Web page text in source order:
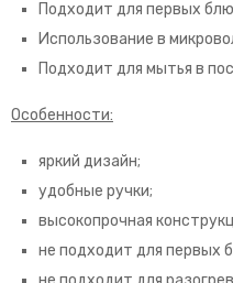
Подходит для первых
Использование в
Подходит для мытья в
Особенности:
яркий дизайн;
удобные ручки;
высокопрочная
не подходит для первых